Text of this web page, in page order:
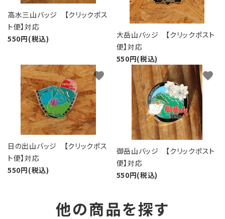
高水三山バッジ 【クリックポス
ト便】対応
550円(税込)
大岳山バッジ 【クリックポスト
便】対応
550円(税込)
日の出山バッジ 【クリックポス
ト便】対応
550円(税込)
favorite
御岳山バッジ 【クリックポスト
便】対応
550円(税込)
favorite
他の商品を探す